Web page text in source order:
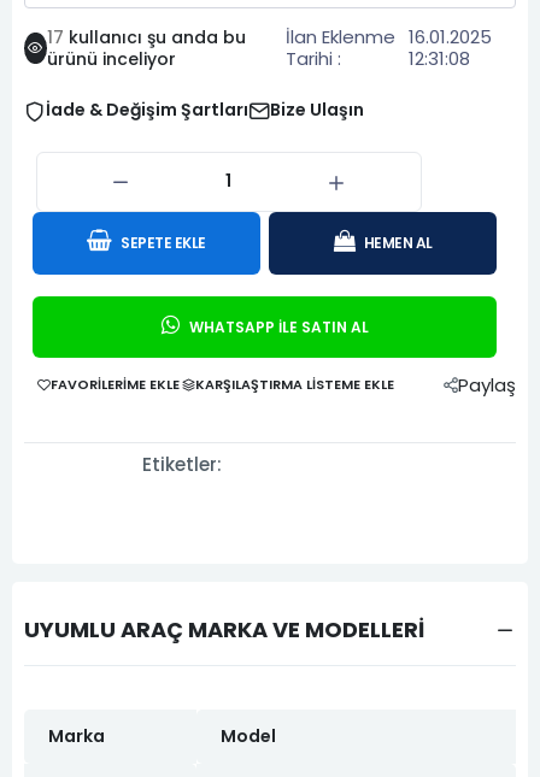
17 kullanıcı şu anda bu
ürünü inceliyor
İlan Eklenme
Tarihi :
16.01.2025
12:31:08
İade & Değişim Şartları Bize Ulaşın
SEPETE EKLE HEMEN AL
WHATSAPP İLE SATIN AL
FAVORILERIME EKLE KARŞILAŞTIRMA LISTEME EKLE Paylaş
Etiketler:
UYUMLU ARAÇ MARKA VE MODELLERİ
Marka Model